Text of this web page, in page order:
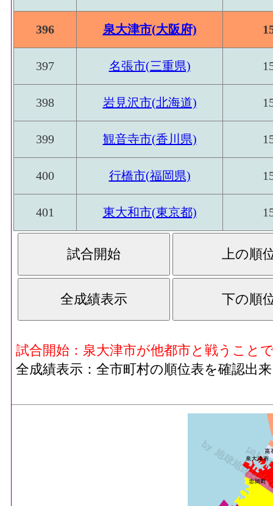
396 泉大津市(大阪府)
397 名張市(三重県)
398 岩見沢市(北海道)
399 観音寺市(香川県)
400 行橋市(福岡県)
401 東大和市(東京都)
試合開始：泉大津市が他都市と戦うこと
全成績表示：全市町村の順位表を確認出